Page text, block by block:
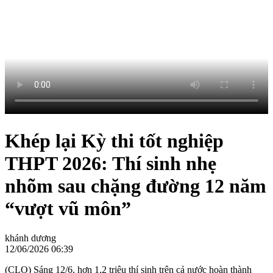
Khép lại Kỳ thi tốt nghiệp
THPT 2026: Thí sinh nhẹ
nhõm sau chặng đường 12 năm
“vượt vũ môn”
khánh dương
12/06/2026 06:39
(CLO) Sáng 12/6, hơn 1,2 triệu thí sinh trên cả nước hoàn thành